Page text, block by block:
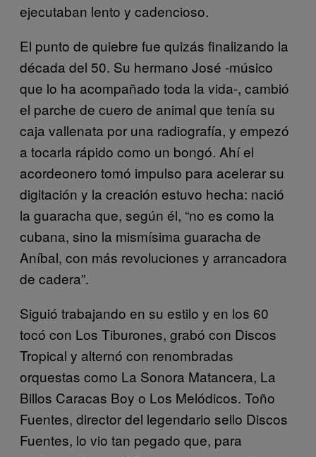
ejecutaban lento y cadencioso.
El punto de quiebre fue quizás finalizando la
década del 50. Su hermano José -músico
que lo ha acompañado toda la vida-, cambió
el parche de cuero de animal que tenía su
caja vallenata por una radiografía, y empezó
a tocarla rápido como un bongó. Ahí el
acordeonero tomó impulso para acelerar su
digitación y la creación estuvo hecha: nació
la guaracha que, según él, “no es como la
cubana, sino la mismísima guaracha de
Aníbal, con más revoluciones y arrancadora
de cadera”.
Siguió trabajando en su estilo y en los 60
tocó con Los Tiburones, grabó con Discos
Tropical y alternó con renombradas
orquestas como La Sonora Matancera, La
Billos Caracas Boy o Los Melódicos. Toño
Fuentes, director del legendario sello Discos
Fuentes, lo vio tan pegado que, para